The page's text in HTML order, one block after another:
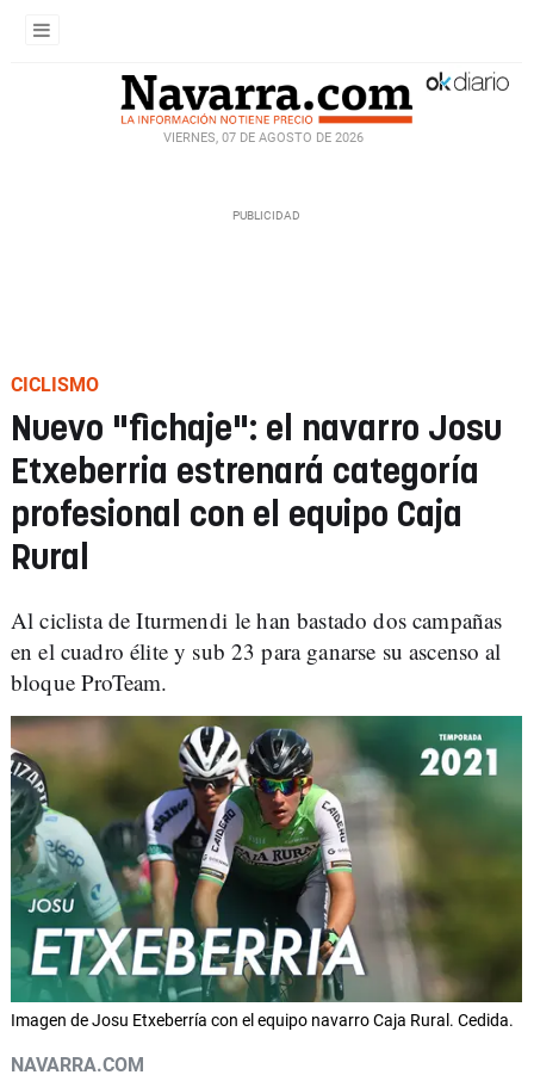
VIERNES, 07 DE AGOSTO DE 2026
CICLISMO
Nuevo "fichaje": el navarro Josu
Etxeberria estrenará categoría
profesional con el equipo Caja
Rural
Al ciclista de Iturmendi le han bastado dos campañas
en el cuadro élite y sub 23 para ganarse su ascenso al
bloque ProTeam.
Imagen de Josu Etxeberría con el equipo navarro Caja Rural. Cedida.
NAVARRA.COM